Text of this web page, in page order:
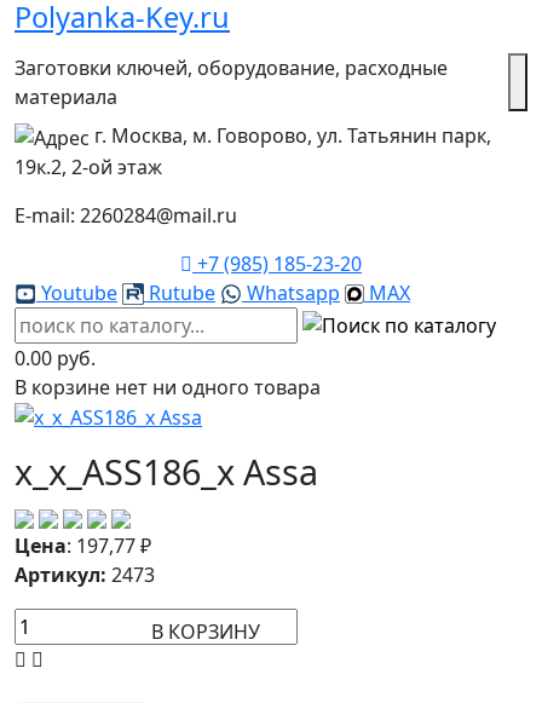
Polyanka-Key.ru
Заготовки ключей, оборудование, расходные
материала
г. Москва, м. Говорово, ул. Татьянин парк,
19к.2, 2-ой этаж
E-mail: 2260284@mail.ru
+7 (985) 185-23-20
Youtube
Rutube Whatsapp MAX
0.00 руб.
В корзине нет ни одного товара
x_x_ASS186_x Assa
Цена: 197,77₽
Артикул: 2473
В КОРЗИНУ